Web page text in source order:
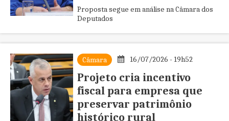
Proposta segue em análise na Câmara dos
Deputados
Câmara 16/07/2026 - 19h52
Projeto cria incentivo
fiscal para empresa que
preservar patrimônio
histórico rural